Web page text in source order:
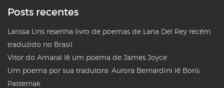
Posts recentes
Larissa Lins resenha livro de poemas de Lana Del Rey recém
traduzido no Brasil
Vitor do Amaral lê um poema de James Joyce
Um poema por sua tradutora: Aurora Bernardini lê Boris
Pasternak